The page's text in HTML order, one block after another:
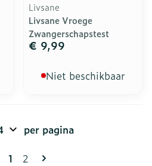
Livsane
Livsane Vroege
Zwangerschapstest
€ 9,99
Niet beschikbaar
Pagina's
U lees momenteel pagina
1 Pagina
2
per pagina